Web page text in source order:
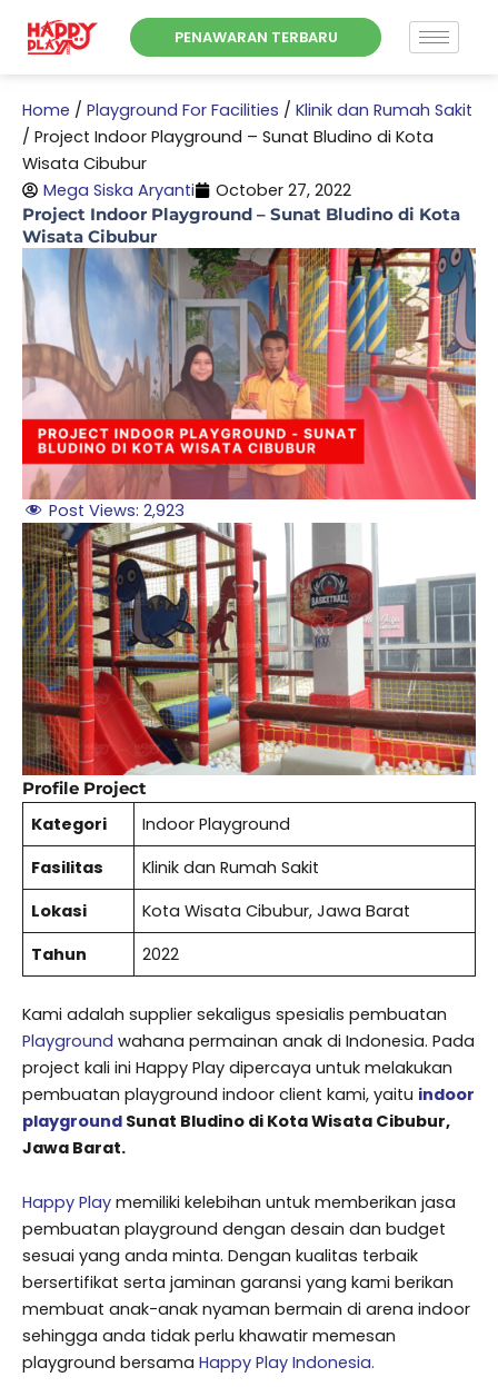
PENAWARAN TERBARU
Home / Playground For Facilities / Klinik dan Rumah Sakit
/ Project Indoor Playground – Sunat Bludino di Kota
Wisata Cibubur
Mega Siska Aryanti
October 27, 2022
Project Indoor Playground – Sunat Bludino di Kota
Wisata Cibubur
Post Views: 2,923
Profile Project
Kategori
Indoor Playground
Fasilitas
Klinik dan Rumah Sakit
Lokasi
Kota Wisata Cibubur, Jawa Barat
Tahun
2022
Kami adalah supplier sekaligus spesialis pembuatan
Playground wahana permainan anak di Indonesia. Pada
project kali ini Happy Play dipercaya untuk melakukan
pembuatan playground indoor client kami, yaitu indoor
playground Sunat Bludino di Kota Wisata Cibubur,
Jawa Barat.
Happy Play memiliki kelebihan untuk memberikan jasa
pembuatan playground dengan desain dan budget
sesuai yang anda minta. Dengan kualitas terbaik
bersertifikat serta jaminan garansi yang kami berikan
membuat anak-anak nyaman bermain di arena indoor
sehingga anda tidak perlu khawatir memesan
playground bersama Happy Play Indonesia.